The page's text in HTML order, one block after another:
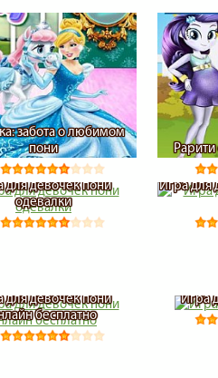
забота о любимом
пони
для девочек пони
одевалки
Игра для
для девочек пони
бесплатно
Игра